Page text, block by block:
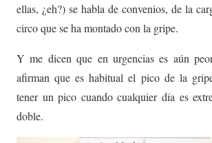
ellas, ¿eh?) se habla de convenios, de la
circo que se ha montado con la gripe.
Y me dicen que en urgencias es aún
afirman que es habitual el pico de la
tener un pico cuando cualquier día es
doble.